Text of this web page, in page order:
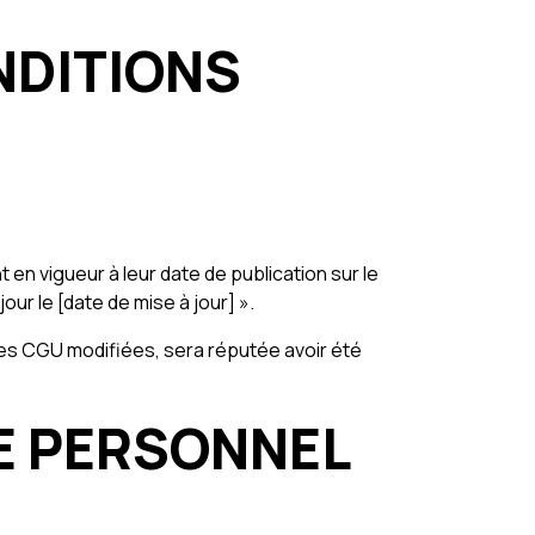
vigueur à leur date de publication sur le
le [date de mise à jour] ».
CGU modifiées, sera réputée avoir été
PERSONNEL